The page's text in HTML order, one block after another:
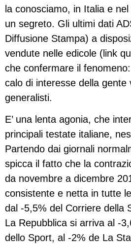
la conosciamo, in Italia e
un segreto. Gli ultimi dati
Diffusione Stampa) a
vendute nelle edicole (link
che confermare il
calo di interesse della gente
generalisti.
E’ una lenta agonia, che
principali testate italiane,
Partendo dai giornali
spicca il fatto che la
da novembre a dicembre
consistente e netta in tutte
dal -5,5% del Corriere della
La Repubblica si arriva al -
dello Sport, al -2% de La